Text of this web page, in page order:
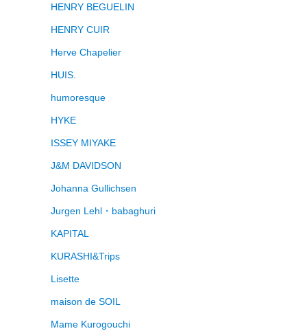
HENRY BEGUELIN
HENRY CUIR
Herve Chapelier
HUIS.
humoresque
HYKE
ISSEY MIYAKE
J&M DAVIDSON
Johanna Gullichsen
Jurgen Lehl・babaghuri
KAPITAL
KURASHI&Trips
Lisette
maison de SOIL
Mame Kurogouchi